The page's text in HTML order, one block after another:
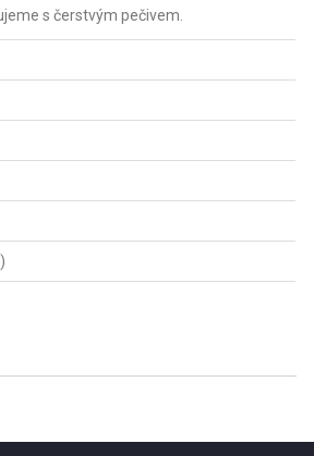
s čerstvým pečivem.